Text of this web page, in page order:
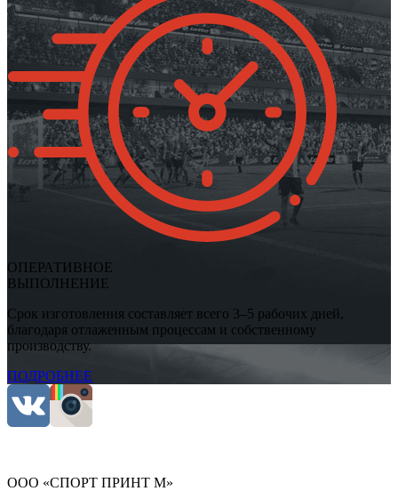
ОПЕРАТИВНОЕ
ВЫПОЛНЕНИЕ
Срок изготовления составляет всего 3–5 рабочих дней,
благодаря отлаженным процессам и собственному
производству.
ПОДРОБНЕЕ
ООО «СПОРТ ПРИНТ М»